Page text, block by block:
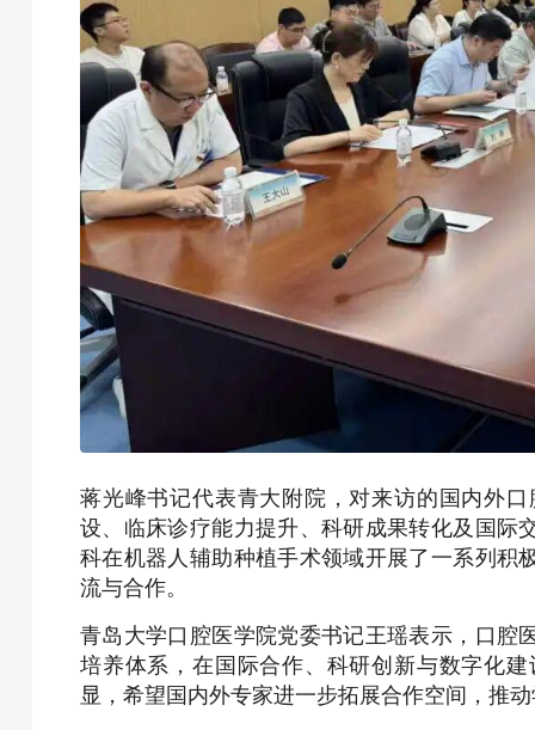
蒋光峰书记代表青大附院，对来访的国内外
设、临床诊疗能力提升、科研成果转化及国际
科在机器人辅助种植手术领域开展了一系列积
流与合作。
青岛大学口腔医学院党委书记王瑶表示，口腔
培养体系，在国际合作、科研创新与数字化
显，希望国内外专家进一步拓展合作空间，推